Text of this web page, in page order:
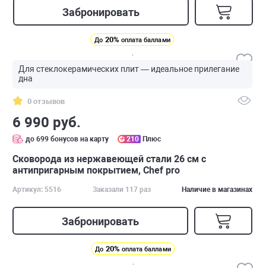
Забронировать
До 20% оплата баллами
Для стеклокерамических плит — идеальное прилегание
дна
0 отзывов
6 990 руб.
до 699 бонусов на карту 210 Плюс
Сковорода из нержавеющей стали 26 см с
антипригарным покрытием, Chef pro
Артикул: 5516 Заказали 117 раз Наличие в магазинах
Забронировать
До 20% оплата баллами